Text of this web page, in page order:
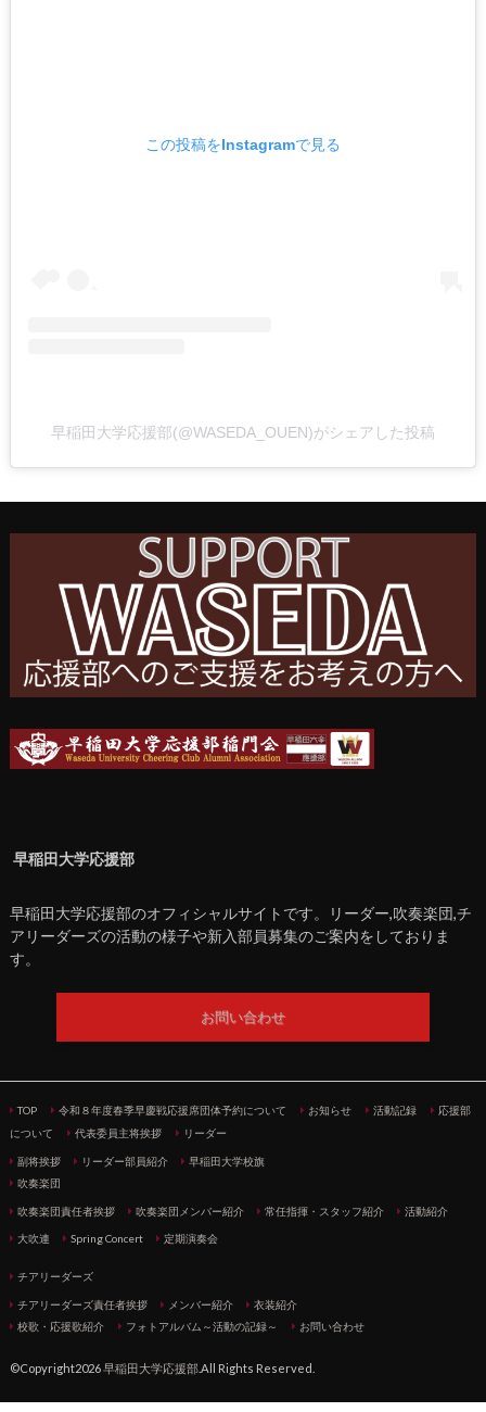
この投稿をInstagramで見る
早稲田大学応援部(@WASEDA_OUEN)がシェアした投稿
早稲田大学応援部
早稲田大学応援部のオフィシャルサイトです。リーダー,吹奏楽団,チ
アリーダーズの活動の様子や新入部員募集のご案内をしておりま
す。
お問い合わせ
TOP 令和８年度春季早慶戦応援席団体予約について お知らせ 活動記録
応援部
について
代表委員主将挨拶 リーダー
副将挨拶 リーダー部員紹介
早稲田大学校旗
吹奏楽団
吹奏楽団責任者挨拶 吹奏楽団メンバー紹介 常任指揮・スタッフ紹介 活動紹介
大吹連 Spring Concert 定期演奏会
チアリーダーズ
チアリーダーズ責任者挨拶 メンバー紹介
衣装紹介
校歌・応援歌紹介
フォトアルバム～活動の記録～ お問い合わせ
©Copyright2026早稲田大学応援部.All Rights Reserved.